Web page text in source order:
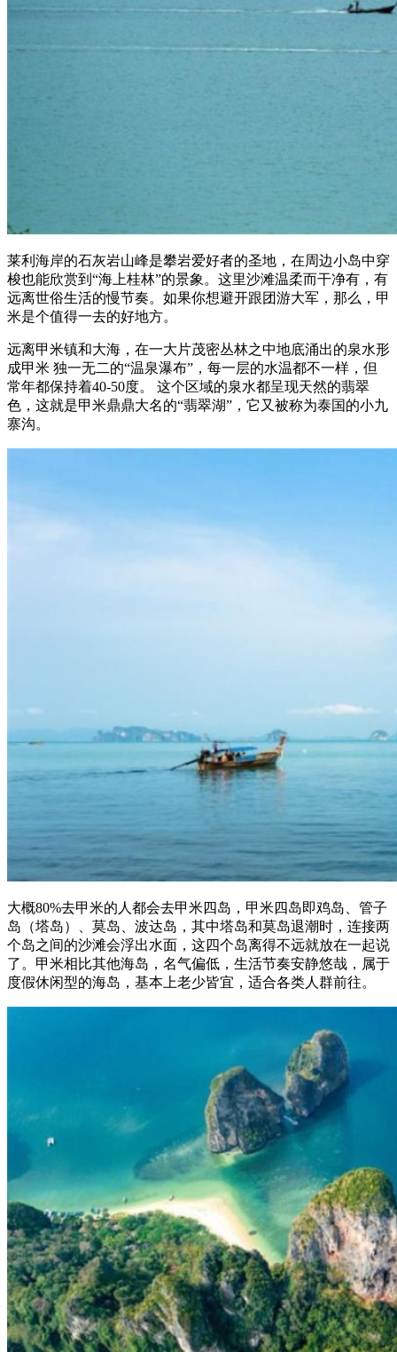
莱利海岸的石灰岩山峰是攀岩爱好者的圣地，在周边小岛中穿
梭也能欣赏到“海上桂林”的景象。这里沙滩温柔而干净有，有
远离世俗生活的慢节奏。如果你想避开跟团游大军，那么，甲
米是个值得一去的好地方。
远离甲米镇和大海，在一大片茂密丛林之中地底涌出的泉水形
成甲米 独一无二的“温泉瀑布”，每一层的水温都不一样，但
常年都保持着40-50度。 这个区域的泉水都呈现天然的翡翠
色，这就是甲米鼎鼎大名的“翡翠湖”，它又被称为泰国的小九
寨沟。
大概80%去甲米的人都会去甲米四岛，甲米四岛即鸡岛、管子
岛（塔岛）、莫岛、波达岛，其中塔岛和莫岛退潮时，连接两
个岛之间的沙滩会浮出水面，这四个岛离得不远就放在一起说
了。甲米相比其他海岛，名气偏低，生活节奏安静悠哉，属于
度假休闲型的海岛，基本上老少皆宜，适合各类人群前往。